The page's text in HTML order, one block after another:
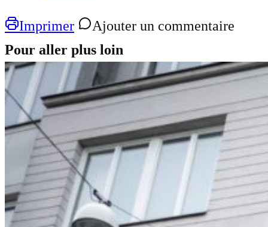
Imprimer
Ajouter un commentaire
Pour aller plus loin